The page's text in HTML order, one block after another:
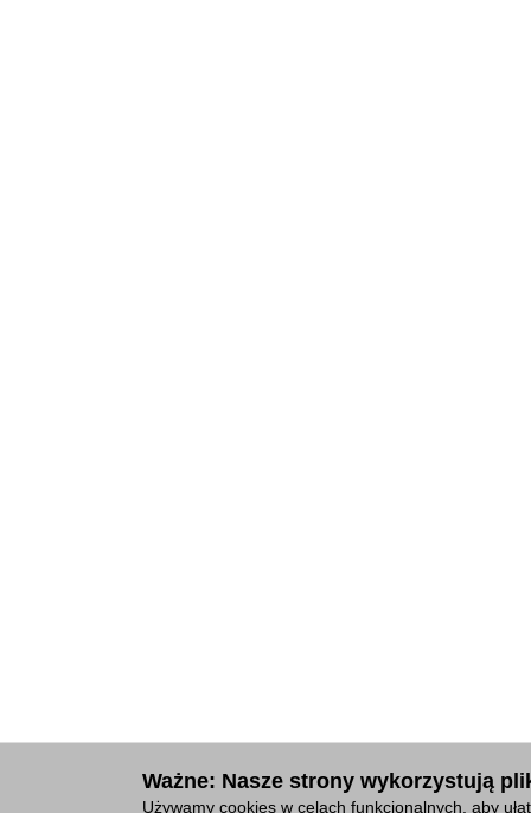
Ważne: Nasze strony wykorzystują
Używamy cookies w celach funkcjonalnych, aby